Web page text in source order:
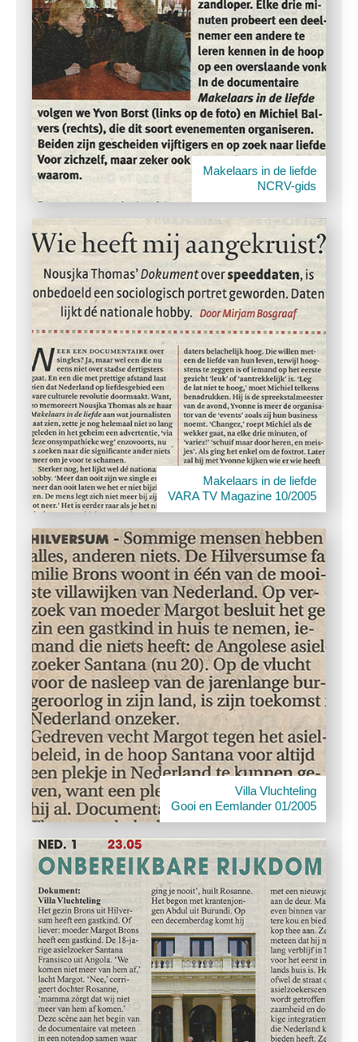
Makelaars in de liefde
NCRV-gids
Makelaars in de liefde
VARA TV Magazine 10/2005
Villa Vluchteling
Gooi en Eemlander 01/2005